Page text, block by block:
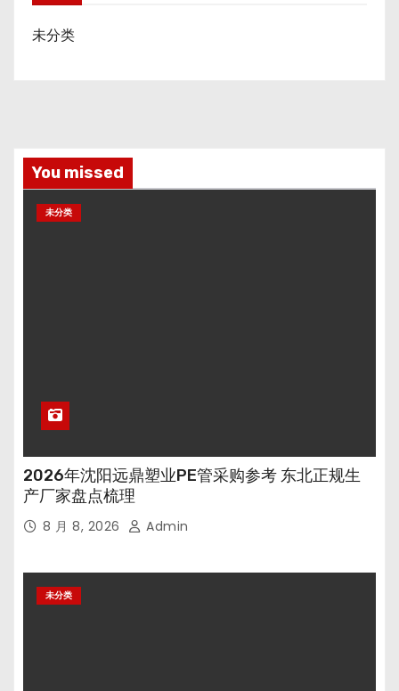
未分类
You missed
未分类
2026年沈阳远鼎塑业PE管采购参考 东北正规生
产厂家盘点梳理
8 月 8, 2026 Admin
未分类